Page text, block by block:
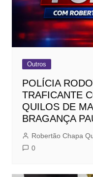
Outros
POLÍCIA
TRAFICANTE
QUILOS DE
BRAGANÇA
Robertão Chapa
0